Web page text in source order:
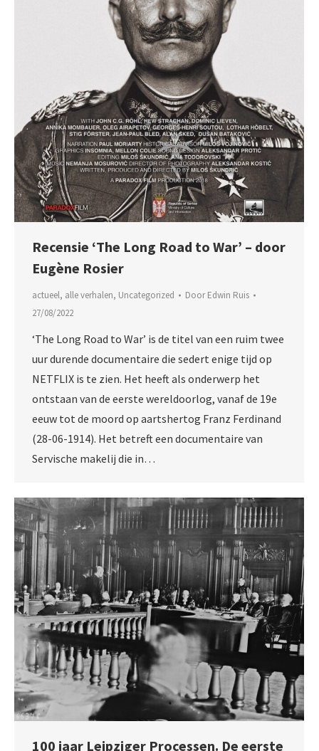
Recensie ‘The Long Road to War’ – door
Eugène Rosier
actueel, alle verhalen, Uncategorized DoorEdwin Ruis
27/08/2022
‘The Long Road to War’ is de titel van een ruim twee
uur durende documentaire die sedert enige tijd op
NETFLIX is te zien. Het heeft als onderwerp het
ontstaan van de eerste wereldoorlog, vanaf de 19e
eeuw tot de moord op aartshertog Franz Ferdinand
(28-06-1914). Het betreft een documentaire van
Servische makelij die in…
100 jaar Leipziger Processen. De eerste